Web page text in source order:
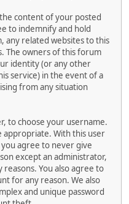
content of your posted
to indemnify and hold
any related websites to this
The owners of this forum
identity (or any other
service) in the event of a
from any situation
to choose your username.
appropriate. With this user
agree to never give
except an administrator,
You also agree to
for any reason. We also
and unique password